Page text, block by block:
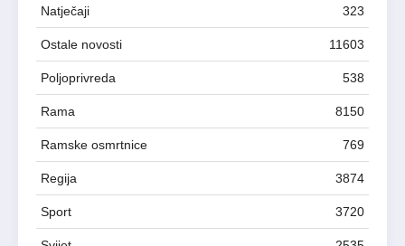
Natječaji 323
Ostale novosti 11603
Poljoprivreda 538
Rama 8150
Ramske osmrtnice 769
Regija 3874
Sport 3720